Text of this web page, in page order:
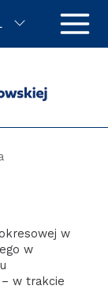
w
w
w trakcie